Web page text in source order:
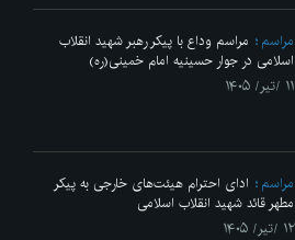
مراسم
مراسم وداع با پیکر رهبر شهید انقلاب
اسلامی در جوار حسینیه امام خمینی(ره)
۱۱ /تیر/ ۱۴۰۵
مراسم
ادای احترام هیئت‌های خارجی به پیکر
مطهر قائد شهید انقلاب اسلامی
۱۲ /تیر/ ۱۴۰۵